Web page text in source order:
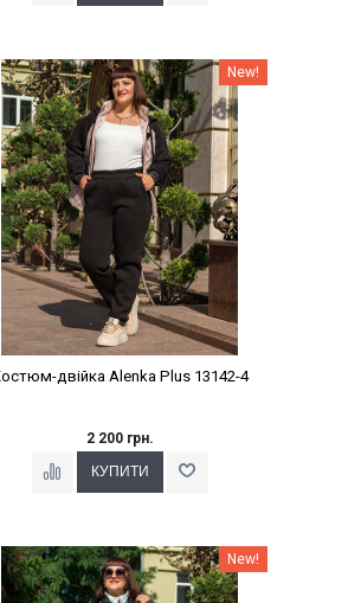
Наклейки Варіант з % New!
двійка Alenka Plus 13142-4
2 200 грн.
Наклейки Варіант з % New!